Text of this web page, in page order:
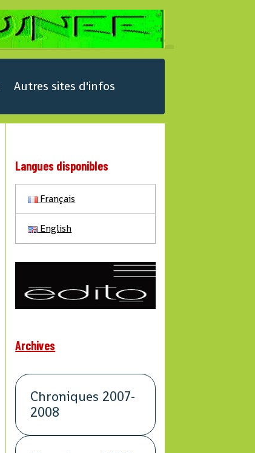
Autres sites d'infos
Langues disponibles
Français
English
Archives
Chroniques 2007-
2008